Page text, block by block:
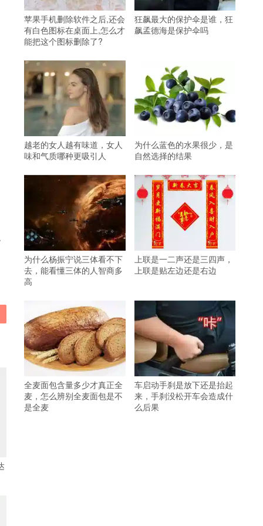
苹果手机删除软件之后,还会
有白色图标在桌面上,怎么才
能把这个图标删除了?
狂飙最大的保护伞是谁，狂
飙孟德海是保护伞吗
越老的女人越有味道，女人
味和气质哪种更吸引人
为什么蓝色的水果很少，是
自然选择的结果
为什么杨振宁说三体看不下
去，能看懂三体的人智商多
高
上联是一二声还是三四声，
上联是贴左边还是右边
全麦面包含量多少才真正全
麦，怎么辨别全麦面包是不
是全麦
车启动手刹是放下还是抬起
来，手刹没松开车会造成什
么后果